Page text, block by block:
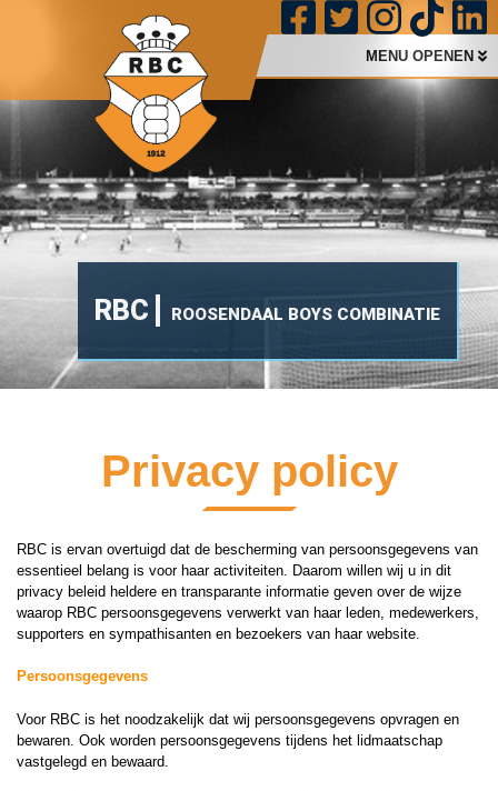
RBC ROOSENDAAL BOYS COMBINATIE
MENU OPENEN
Privacy policy
RBC is ervan overtuigd dat de bescherming van persoonsgegevens van
essentieel belang is voor haar activiteiten. Daarom willen wij u in dit
privacy beleid heldere en transparante informatie geven over de wijze
waarop RBC persoonsgegevens verwerkt van haar leden, medewerkers,
supporters en sympathisanten en bezoekers van haar website.
Persoonsgegevens
Voor RBC is het noodzakelijk dat wij persoonsgegevens opvragen en
bewaren. Ook worden persoonsgegevens tijdens het lidmaatschap
vastgelegd en bewaard.